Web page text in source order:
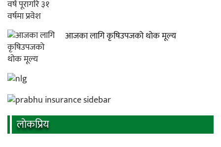
आजका लागि कृषिउपजको थोक मूल्य
लाेकप्रिय